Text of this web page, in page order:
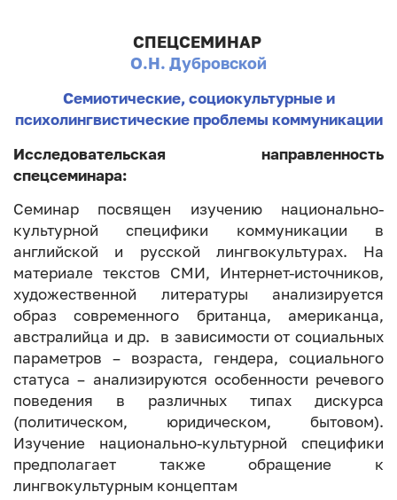
СПЕЦСЕМИНАР
О.Н. Дубровской
Семиотические, социокультурные и
психолингвистические проблемы коммуникации
Исследовательская направленность
спецсеминара:
Семинар посвящен изучению национально-
культурной специфики коммуникации в
английской и русской лингвокультурах. На
материале текстов СМИ, Интернет-источников,
художественной литературы анализируется
образ современного британца, американца,
австралийца и др. в зависимости от социальных
параметров – возраста, гендера, социального
статуса – анализируются особенности речевого
поведения в различных типах дискурса
(политическом, юридическом, бытовом).
Изучение национально-культурной специфики
предполагает также обращение к
лингвокультурным концептам